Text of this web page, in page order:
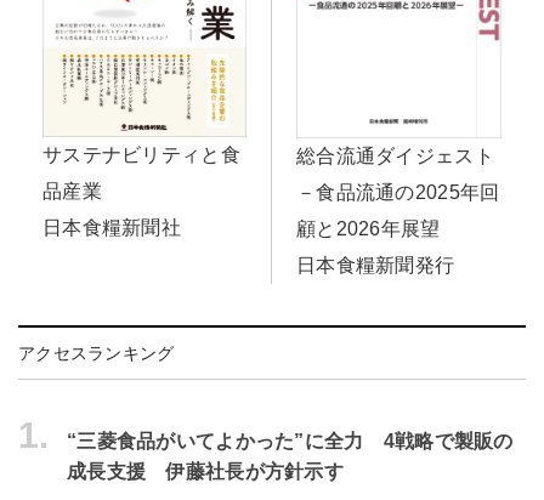
サステナビリティと食
品産業
日本食糧新聞社
総合流通ダイジェスト
－食品流通の2025年回
顧と2026年展望
日本食糧新聞発行
アクセスランキング
1.
“三菱食品がいてよかった”に全力 4戦略で製販の
成長支援 伊藤社長が方針示す